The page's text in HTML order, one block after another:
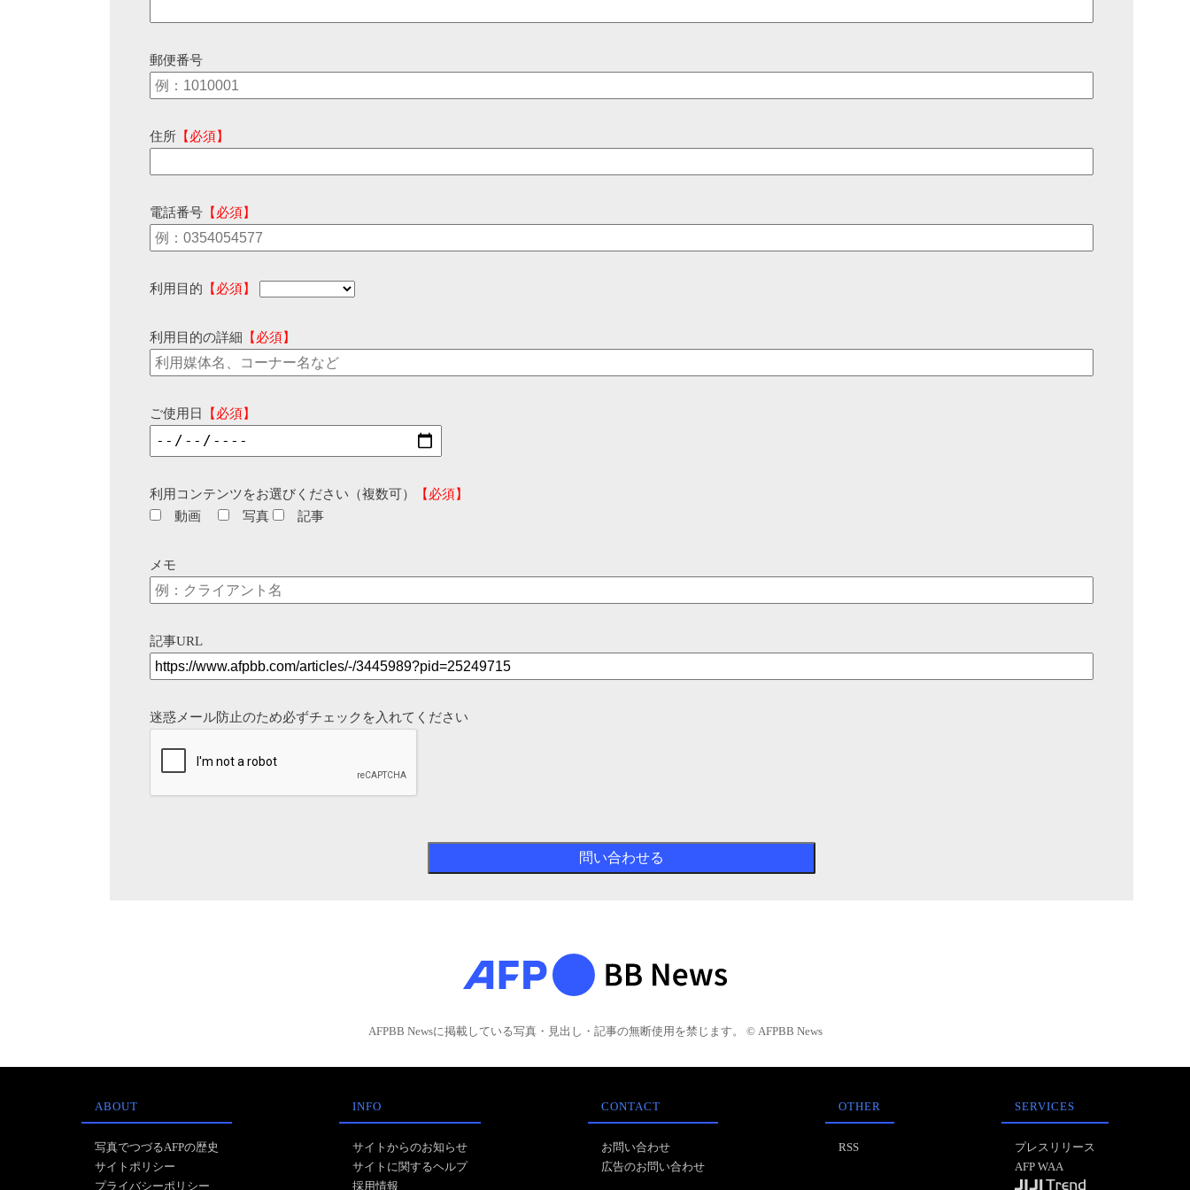
郵便番号
住所 【必須】
電話番号 【必須】
利用目的 【必須】
利用目的の詳細 【必須】
ご使用日 【必須】
利用コンテンツをお選びください（複数可）
【必須】
動画
写真 記事
メモ
記事URL
迷惑メール防止のため必ずチェックを入れてください
AFPBB Newsに掲載している写真・見出し・記事の無断使用を禁じます。 © AFPBB News
ABOUT
写真でつづるAFPの歴史
サイトポリシー
プライバシーポリシー
INFO
サイトからのお知らせ
サイトに関するヘルプ
採用情報
CONTACT
お問い合わせ
広告のお問い合わせ
OTHER
RSS
SERVICES
プレスリリース
AFP WAA